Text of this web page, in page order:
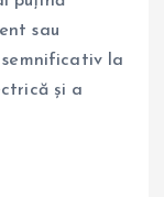
sau
la
și a